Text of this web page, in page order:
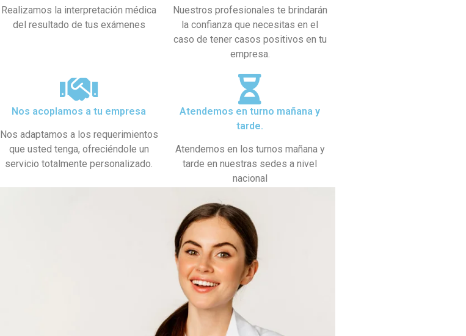
Realizamos la interpretación médica
del resultado de tus exámenes
Nuestros profesionales te brindarán
la confianza que necesitas en el
caso de tener casos positivos en tu
empresa.
Nos acoplamos a tu empresa
Nos adaptamos a los requerimientos
que usted tenga, ofreciéndole un
servicio totalmente personalizado.
Atendemos en turno mañana y
tarde.
Atendemos en los turnos mañana y
tarde en nuestras sedes a nivel
nacional